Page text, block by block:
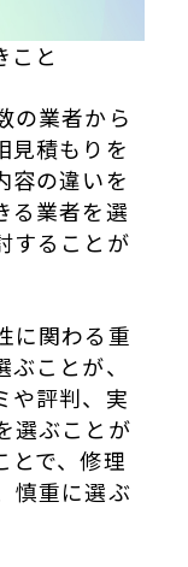
こと
の業者から
見積もりを
容の違いを
る業者を選
することが
に関わる重
ことが、
や評判、実
選ぶことが
とで、修理
慎重に選ぶ